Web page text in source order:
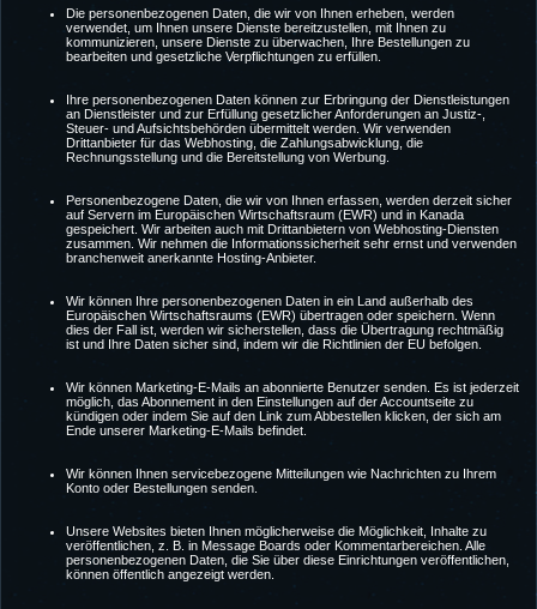
Die personenbezogenen Daten, die wir von Ihnen erheben, werden
verwendet, um Ihnen unsere Dienste bereitzustellen, mit Ihnen zu
kommunizieren, unsere Dienste zu überwachen, Ihre Bestellungen zu
bearbeiten und gesetzliche Verpflichtungen zu erfüllen.
Ihre personenbezogenen Daten können zur Erbringung der Dienstleistungen
an Dienstleister und zur Erfüllung gesetzlicher Anforderungen an Justiz-,
Steuer- und Aufsichtsbehörden übermittelt werden. Wir verwenden
Drittanbieter für das Webhosting, die Zahlungsabwicklung, die
Rechnungsstellung und die Bereitstellung von Werbung.
Personenbezogene Daten, die wir von Ihnen erfassen, werden derzeit sicher
auf Servern im Europäischen Wirtschaftsraum (EWR) und in Kanada
gespeichert. Wir arbeiten auch mit Drittanbietern von Webhosting-Diensten
zusammen. Wir nehmen die Informationssicherheit sehr ernst und verwenden
branchenweit anerkannte Hosting-Anbieter.
Wir können Ihre personenbezogenen Daten in ein Land außerhalb des
Europäischen Wirtschaftsraums (EWR) übertragen oder speichern. Wenn
dies der Fall ist, werden wir sicherstellen, dass die Übertragung rechtmäßig
ist und Ihre Daten sicher sind, indem wir die Richtlinien der EU befolgen.
Wir können Marketing-E-Mails an abonnierte Benutzer senden. Es ist jederzeit
möglich, das Abonnement in den Einstellungen auf der Accountseite zu
kündigen oder indem Sie auf den Link zum Abbestellen klicken, der sich am
Ende unserer Marketing-E-Mails befindet.
Wir können Ihnen servicebezogene Mitteilungen wie Nachrichten zu Ihrem
Konto oder Bestellungen senden.
Unsere Websites bieten Ihnen möglicherweise die Möglichkeit, Inhalte zu
veröffentlichen, z. B. in Message Boards oder Kommentarbereichen. Alle
personenbezogenen Daten, die Sie über diese Einrichtungen veröffentlichen,
können öffentlich angezeigt werden.